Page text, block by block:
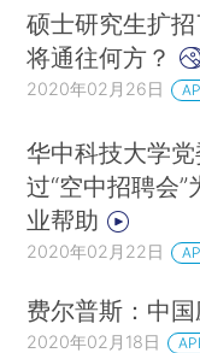
硕士研究生扩
将通往何方？
2020年02月26日
华中科技大学
过“空中招聘会
业帮助
2020年02月22日
费尔普斯：中
2020年02月18日